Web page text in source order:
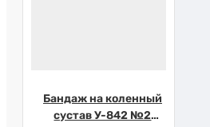
Бандаж на коленный
сустав У-842 №2